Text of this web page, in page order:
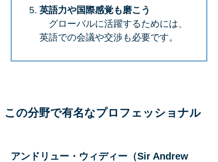
英語力や国際感覚も磨こう
グローバルに活躍するためには、
英語での会議や交渉も必要です。
この分野で有名なプロフェッショナル
アンドリュー・ウィディー（Sir Andrew